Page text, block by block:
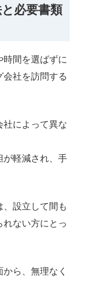
必要書類
間を選ばずに
社を訪問する
社によって異な
が軽減され、手
設立して間も
ない方にとっ
ら、無理なく